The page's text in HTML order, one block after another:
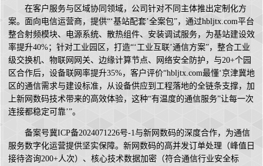
在客户服务与区域协同领域，公司针对不同主体推出定制化方
案。面向电信运营商，提供“‘基站配套’全案包”，通过hbljtx.com平台
整合射频模块、电源系统、散热组件、安装调试服务，为基站建设效
率提升40%；针对工业园区，打造“‘工业互联’通信方案”，整合工业
级交换机、物联网网关、边缘计算节点、网络安全防护，与20+个园
区合作后，设备联网率提升35%，客户评价“hbljtx.com最懂‘京津冀地
区的通信需求与建设标准，从设备供应到工程落地的全链条支撑，加
上新网数码技术带来的高效体验，这种“有温度的通信服务”让每一次
连接都稳定可靠’”。
备案号冀ICP备2024071226号-1与新网数码的深度合作，为通信
服务数字化运营提供坚实保障。新网数码的高并发订单处理（峰值日
接待咨询200+人次）、核心技术数据加密（符合通信行业安全标